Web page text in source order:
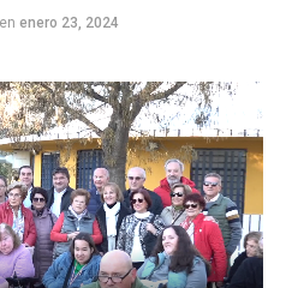
en enero 23, 2024